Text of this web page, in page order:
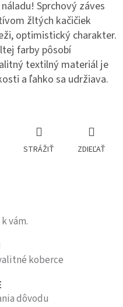
Sprchový záves
žltých kačičiek
optimistický charakter.
farby pôsobí
textilný materiál je
a ľahko sa udržiava.
STRÁŽIŤ ZDIEĽAŤ
vám.
koberce
dôvodu